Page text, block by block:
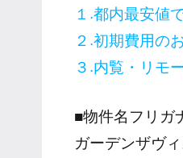
１.都内最安値
２.初期費用の
３.内覧・リモ
■物件名フリガ
ガーデンザヴ